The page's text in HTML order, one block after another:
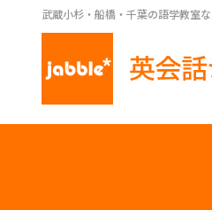
武蔵小杉・船橋・千葉の語学教室